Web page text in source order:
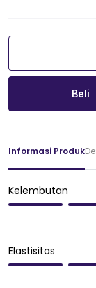
Beli
Informasi Produk
Kelembutan
Elastisitas